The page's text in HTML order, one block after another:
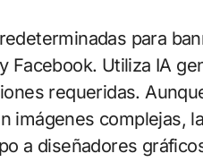
para
Facebook. Utiliza IA
requeridas.
imágenes complejas,
a diseñadores